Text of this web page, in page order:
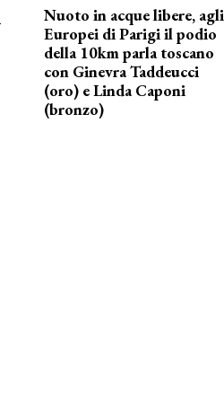
Nuoto in acque libere, agli
Europei di Parigi il podio
della 10km parla toscano
con Ginevra Taddeucci
(oro) e Linda Caponi
(bronzo)